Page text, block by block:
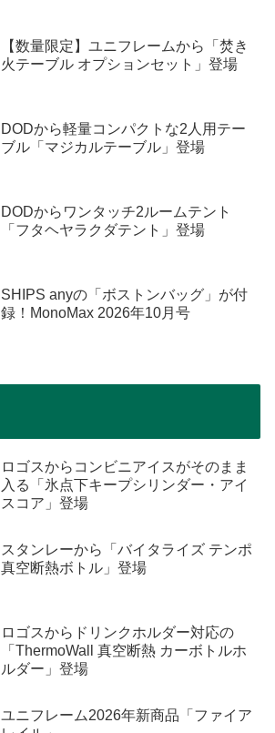
【数量限定】ユニフレームから「焚き
火テーブル オプションセット」登場
DODから軽量コンパクトな2人用テー
ブル「マジカルテーブル」登場
DODからワンタッチ2ルームテント
「フタヘヤラクダテント」登場
SHIPS anyの「ボストンバッグ」が付
録！MonoMax 2026年10月号
ロゴスからコンビニアイスがそのまま
入る「氷点下キープシリンダー・アイ
スコア」登場
スタンレーから「バイタライズ テンポ
真空断熱ボトル」登場
ロゴスからドリンクホルダー対応の
「ThermoWall 真空断熱 カーボトルホ
ルダー」登場
ユニフレーム2026年新商品「ファイア